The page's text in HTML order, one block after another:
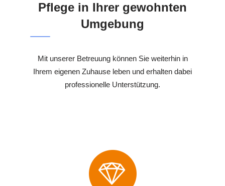
Pflege in Ihrer gewohnten
Umgebung
Mit unserer Betreuung können Sie weiterhin in
Ihrem eigenen Zuhause leben und erhalten dabei
professionelle Unterstützung.